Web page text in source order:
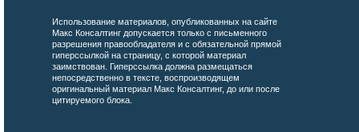
Использование материалов, опубликованных на сайте
Макс Консалтинг допускается только с письменного
разрешения правообладателя и с обязательной прямой
гиперссылкой на страницу, с которой материал
заимствован. Гиперссылка должна размещаться
непосредственно в тексте, воспроизводящем
оригинальный материал Макс Консалтинг, до или после
цитируемого блока.